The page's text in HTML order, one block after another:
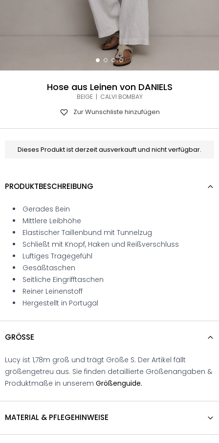
Hose aus Leinen von DANIELS
BEIGE | CALVI BOMBAY
Zur Wunschliste hinzufügen
Dieses Produkt ist derzeit ausverkauft und nicht verfügbar.
PRODUKTBESCHREIBUNG
Gerades Bein
Mittlere Leibhöhe
Elastischer Taillenbund mit Tunnelzug
Schließt mit Knopf, Haken und Reißverschluss
Luftiges Tragegefühl
Gesäßtaschen
Seitliche Eingrifftaschen
Reiner Leinenstoff
Hergestellt in Portugal
GRÖSSE
Lucy ist 1,78m groß und trägt Größe S. Der Artikel fällt
größengetreu aus. Sie finden detaillierte Größenangaben &
Produktmaße in unserem Größenguide.
MATERIAL & PFLEGEHINWEISE